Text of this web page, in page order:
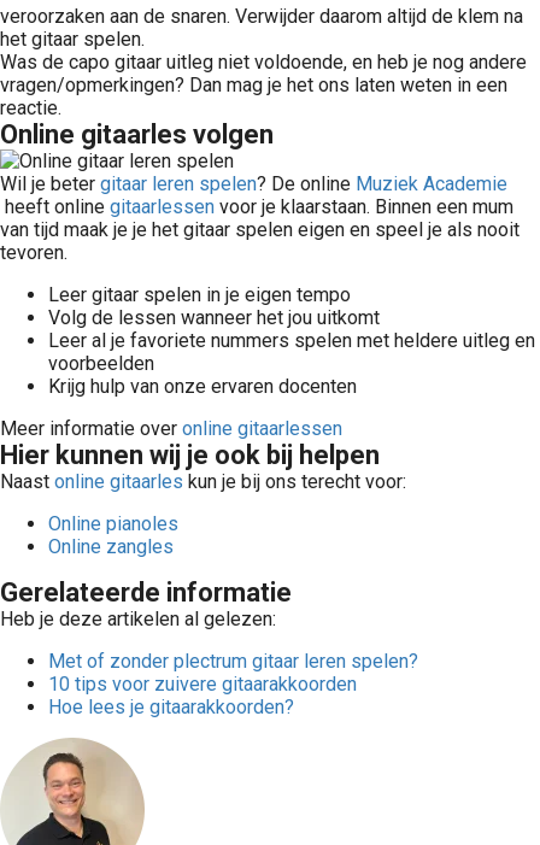
veroorzaken aan de snaren. Verwijder daarom altijd de klem na
het gitaar spelen.
Was de capo gitaar uitleg niet voldoende, en heb je nog andere
vragen/opmerkingen? Dan mag je het ons laten weten in een
reactie.
Online gitaarles volgen
Wil je beter gitaar leren spelen? De online Muziek Academie
heeft online gitaarlessen voor je klaarstaan. Binnen een mum
van tijd maak je je het gitaar spelen eigen en speel je als nooit
tevoren.
Leer gitaar spelen in je eigen tempo
Volg de lessen wanneer het jou uitkomt
Leer al je favoriete nummers spelen met heldere uitleg en
voorbeelden
Krijg hulp van onze ervaren docenten
Meer informatie over online gitaarlessen
Hier kunnen wij je ook bij helpen
Naast online gitaarles kun je bij ons terecht voor:
Online pianoles
Online zangles
Gerelateerde informatie
Heb je deze artikelen al gelezen:
Met of zonder plectrum gitaar leren spelen?
10 tips voor zuivere gitaarakkoorden
Hoe lees je gitaarakkoorden?